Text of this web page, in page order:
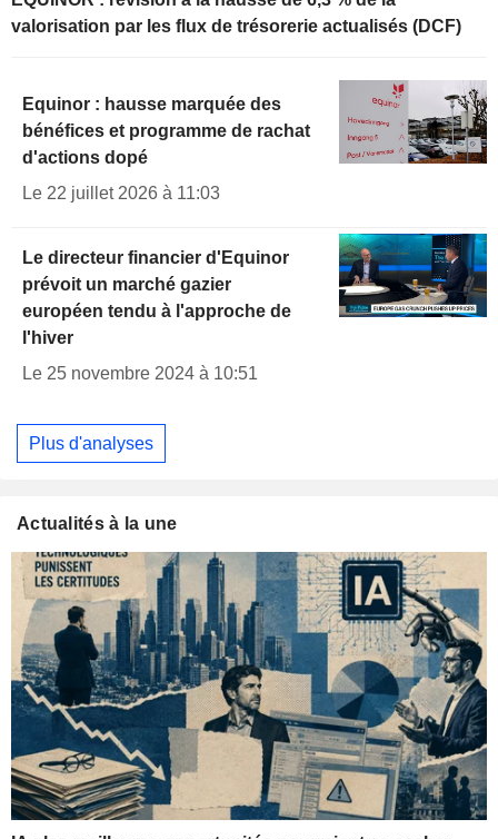
valorisation par les flux de trésorerie actualisés (DCF)
Equinor : hausse marquée des
bénéfices et programme de rachat
d'actions dopé
Le 22 juillet 2026 à 11:03
Le directeur financier d'Equinor
prévoit un marché gazier
européen tendu à l'approche de
l'hiver
Le 25 novembre 2024 à 10:51
Plus d'analyses
Actualités à la une